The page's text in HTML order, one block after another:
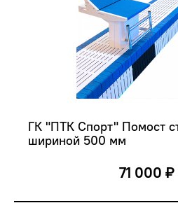
ГК "ПТК Спорт" Помост
шириной 500 мм
71 000 ₽